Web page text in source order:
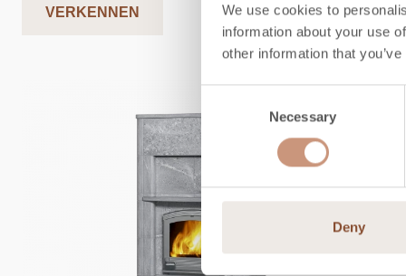
We use cookies to
information about your use
other information that
Selection
Necessary
Deny
VERKENNEN